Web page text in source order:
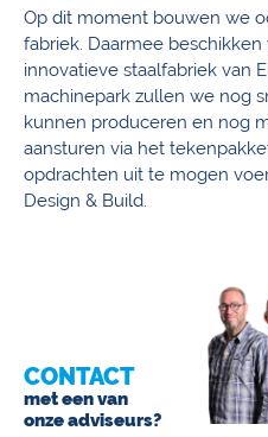
Op dit moment bouwen we
fabriek. Daarmee
innovatieve staalfabriek van
machinepark zullen we nog
kunnen produceren en nog
aansturen via het
opdrachten uit te mogen
Design & Build.
CONTACT
met een van
onze adviseurs?